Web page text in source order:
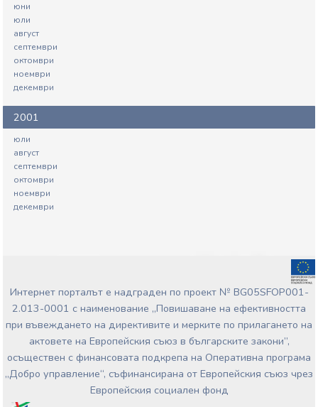
юни
юли
август
септември
октомври
ноември
декември
2001
юли
август
септември
октомври
ноември
декември
Интернет порталът е надграден по проект № BG05SFOP001-
2.013-0001 с наименование „Повишаване на ефективността
при въвеждането на директивите и мерките по прилагането на
актовете на Европейския съюз в българските закони”,
осъществен с финансовата подкрепа на Оперативна програма
„Добро управление“, съфинансирана от Европейския съюз чрез
Европейския социален фонд